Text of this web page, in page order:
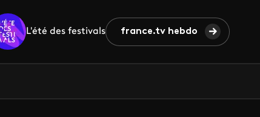
L'été des festivals france.tv hebdo